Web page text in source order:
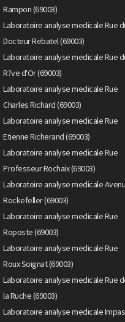
Rampon (69003)
Laboratoire analyse medicale Rue
Docteur Rebatel (69003)
Laboratoire analyse medicale Rue
R?ve d'Or (69003)
Laboratoire analyse medicale Rue
Charles Richard (69003)
Laboratoire analyse medicale Rue
Etienne Richerand (69003)
Laboratoire analyse medicale Rue
Professeur Rochaix (69003)
Laboratoire analyse medicale
Rockefeller (69003)
Laboratoire analyse medicale Rue
Roposte (69003)
Laboratoire analyse medicale Rue
Roux Soignat (69003)
Laboratoire analyse medicale Rue
la Ruche (69003)
Laboratoire analyse medicale